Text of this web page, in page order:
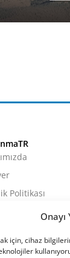
Onayı
için, cihaz
Politikası